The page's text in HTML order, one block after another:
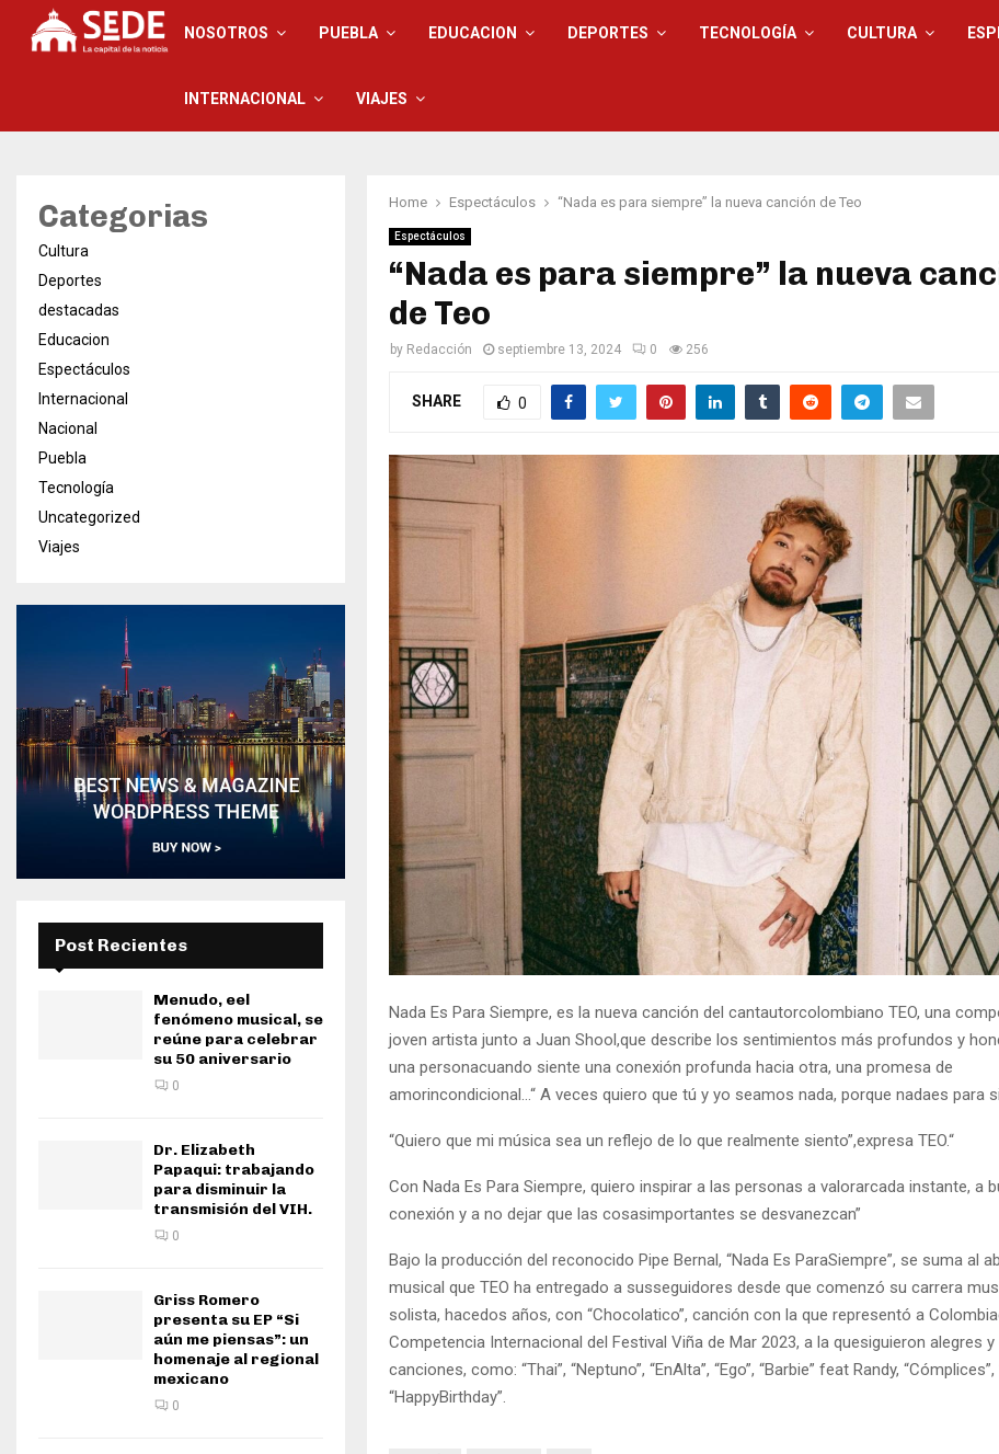
NOSOTROS PUEBLA EDUCACION DEPORTES TECNOLOGÍA CULTURA
INTERNACIONAL VIAJES
Home Espectáculos “Nada es para siempre” la nueva canción de Teo
Espectáculos
“Nada es para siempre” la nueva
de Teo
by Redacción septiembre 13, 2024 0 256
SHARE 0
Nada Es Para Siempre, es la nueva canción del cantautorcolombiano TEO, una
joven artista junto a Juan Shool,que describe los sentimientos más profundos y
una personacuando siente una conexión profunda hacia otra, una promesa de
amorincondicional…“ A veces quiero que tú y yo seamos nada, porque nadaes para
“Quiero que mi música sea un reflejo de lo que realmente siento”,expresa TEO.“
Con Nada Es Para Siempre, quiero inspirar a las personas a valorarcada instante, a
conexión y a no dejar que las cosasimportantes se desvanezcan”
Bajo la producción del reconocido Pipe Bernal, “Nada Es ParaSiempre”, se suma al
musical que TEO ha entregado a susseguidores desde que comenzó su carrera
solista, hacedos años, con “Chocolatico”, canción con la que representó a
Competencia Internacional del Festival Viña de Mar 2023, a la quesiguieron alegres
canciones, como: “Thai”, “Neptuno”, “EnAlta”, “Ego”, “Barbie” feat Randy, “Cómplices”,
“HappyBirthday”.
Categorias
Cultura
Deportes
destacadas
Educacion
Espectáculos
Internacional
Nacional
Puebla
Tecnología
Uncategorized
Viajes
Post Recientes
Menudo, eel
fenómeno musical, se
reúne para celebrar
su 50 aniversario
0
Dr. Elizabeth
Papaqui: trabajando
para disminuir la
transmisión del VIH.
0
Griss Romero
presenta su EP “Si
aún me piensas”: un
homenaje al regional
mexicano
0